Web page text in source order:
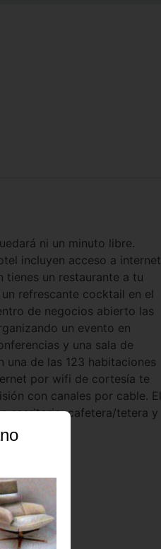
ni un minuto libre.
incluyen acceso a internet
tienes un restaurante a tu
refrescante cocktail en el
de negocios abierto las
un evento en
y una sala de
una de las 123 habitaciones
por wifi de cortesía te
con canales por cable. El
escritorio, cafetera/tetera y